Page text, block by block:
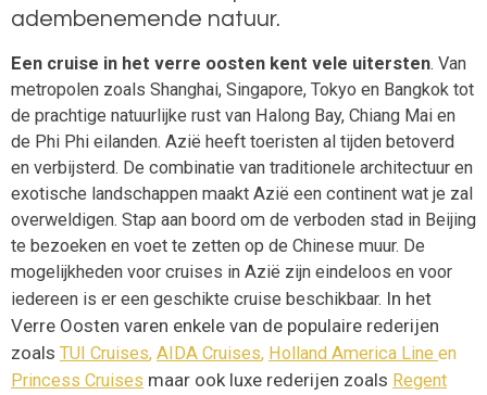
adembenemende natuur.
Een cruise in het verre oosten kent vele uitersten. Van
metropolen zoals Shanghai, Singapore, Tokyo en Bangkok tot
de prachtige natuurlijke rust van Halong Bay, Chiang Mai en
de Phi Phi eilanden. Azië heeft toeristen al tijden betoverd
en verbijsterd. De combinatie van traditionele architectuur en
exotische landschappen maakt Azië een continent wat je zal
overweldigen. Stap aan boord om de verboden stad in Beijing
te bezoeken en voet te zetten op de Chinese muur. De
mogelijkheden voor cruises in Azië zijn eindeloos en voor
iedereen is er een geschikte cruise beschikbaar. In het
Verre Oosten varen enkele van de populaire rederijen
zoals TUI Cruises, AIDA Cruises, Holland America Line en
Princess Cruises maar ook luxe rederijen zoals Regent